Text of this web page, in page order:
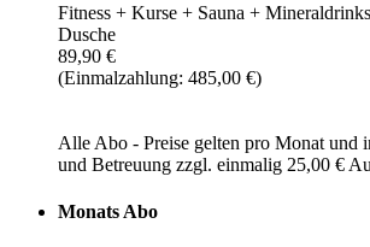
Fitness + Kurse + Sauna +
Dusche
89,90 €
(Einmalzahlung: 485,00 €)
Alle Abo - Preise gelten pro Monat und
und Betreuung zzgl. einmalig 25,00 €
Monats Abo